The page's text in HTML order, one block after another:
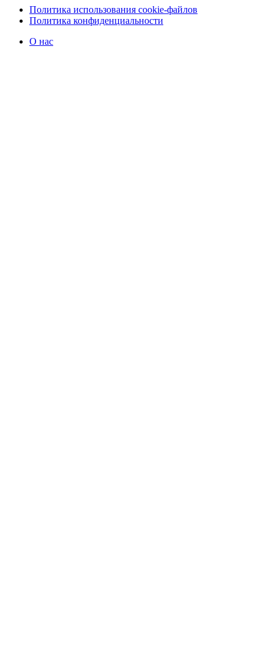
Политика использования cookie-файлов
Политика конфиденциальности
О нас